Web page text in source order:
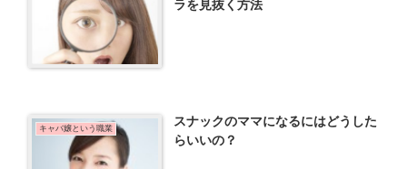
ラを見抜く方法
キャバ嬢という職業
スナックのママになるにはどうした
らいいの？